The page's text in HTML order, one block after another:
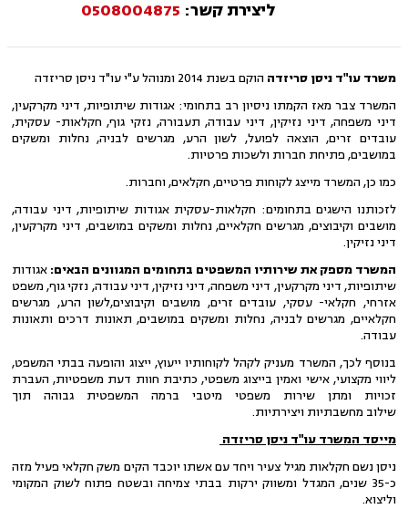
ליצירת קשר: 0508004875
משרד עו"ד ניסן סריזדה הוקם בשנת 2014 ומנוהל ע"י עו"ד ניסן סריזדה
המשרד צבר מאז הקמתו ניסיון רב בתחומי: אגודות שיתופיות, דיני מקרקעין,
דיני משפחה, דיני נזיקין, דיני עבודה, תעבורה, נזקי גוף, חקלאות- עסקית,
עובדים זרים, הוצאה לפועל, לשון הרע, מגרשים לבניה, נחלות ומשקים
במושבים, פתיחת חברות ולשכות פרטיות.
כמו כן, המשרד מייצג לקוחות פרטיים, חקלאים, וחברות.
לזכותנו הישגים בתחומים: חקלאות-עסקית אגודות שיתופיות, דיני עבודה,
מושבים וקיבוצים, מגרשים חקלאיים, נחלות ומשקים במושבים, דיני מקרקעין,
דיני נזיקין.
המשרד מספק את שירותיו המשפטים בתחומים המגוונים הבאים: אגודות
שיתופיות, דיני מקרקעין, דיני משפחה, דיני נזיקין, דיני עבודה, נזקי גוף, משפט
אזרחי, חקלאי- עסקי, עובדים זרים, מושבים וקיבוצים,לשון הרע, מגרשים
חקלאיים, מגרשים לבניה, נחלות ומשקים במושבים, תאונות דרכים ותאונות
עבודה.
בנוסף לכך, המשרד מעניק לקהל לקוחותיו ייעוץ, ייצוג והופעה בבתי המשפט,
ליווי מקצועי, אישי ואמין בייצוג משפטי, כתיבת חוות דעת משפטיות, העברת
זכויות ומתן שירות משפטי מיטבי ברמה המשפטית גבוהה תוך
שילוב מחשבתיות ויצירתיות.
מייסד המשרד עו"ד ניסן סריזדה
ניסן נשם חקלאות מגיל צעיר ויחד עם אשתו יוכבד הקים משק חקלאי פעיל מזה
כ-35 שנים, המגדל ומשווק ירקות בבתי צמיחה ובשטח פתוח לשוק המקומי
וליצוא.